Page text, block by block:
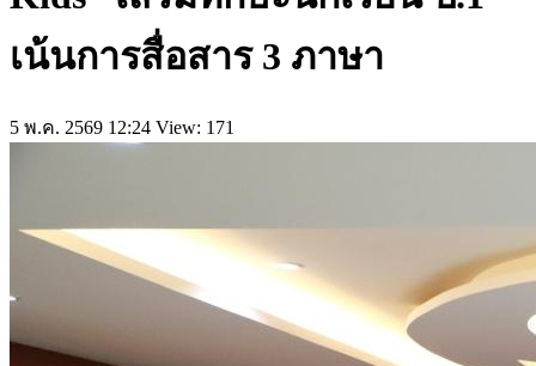
เน้นการสื่อสาร 3 ภาษา
5 พ.ค. 2569 12:24 View: 171